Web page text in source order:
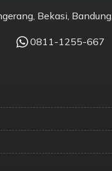
Bekasi,
0811-1255-667